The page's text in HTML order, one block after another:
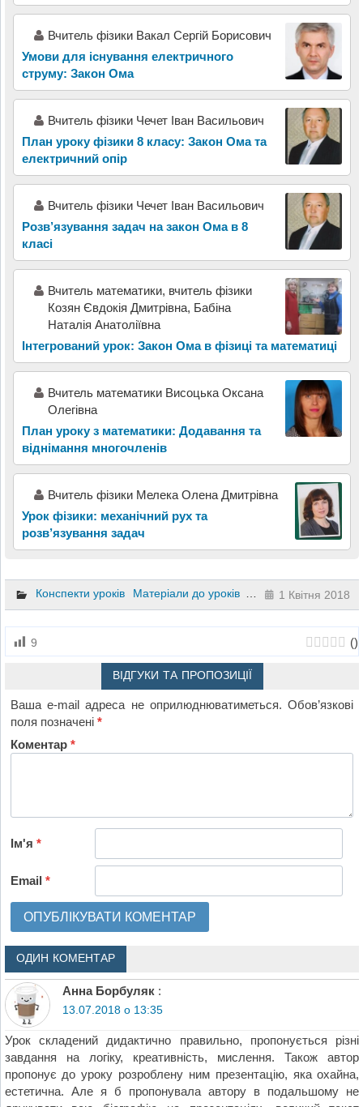
Вчитель фізики Вакал Сергій Борисович
Умови для існування електричного
струму: Закон Ома
Вчитель фізики Чечет Іван Васильович
План уроку фізики 8 класу: Закон Ома та
електричний опір
Вчитель фізики Чечет Іван Васильович
Розв’язування задач на закон Ома в 8
класі
Вчитель математики, вчитель фізики
Козян Євдокія Дмитрівна, Бабіна
Наталія Анатоліївна
Інтегрований урок: Закон Ома в фізиці та математиці
Вчитель математики Висоцька Оксана
Олегівна
План уроку з математики: Додавання та
віднімання многочленів
Вчитель фізики Мелека Олена Дмитрівна
Урок фізики: механічний рух та
розв’язування задач
Конспекти уроків Матеріали до уроків Презентації Фізика
1 Квітня 2018
9 ()
ВІДГУКИ ТА ПРОПОЗИЦІЇ
Ваша e-mail адреса не оприлюднюватиметься. Обов’язкові
поля позначені*
Коментар*
Ім'я*
Email*
ОДИН КОМЕНТАР
Анна Борбуляк :
13.07.2018 о 13:35
Урок складений дидактично правильно, пропонується різні
завдання на логіку, креативність, мислення. Також автор
пропонує до уроку розроблену ним презентацію, яка охайна,
естетична. Але я б пропонувала автору в подальшому не